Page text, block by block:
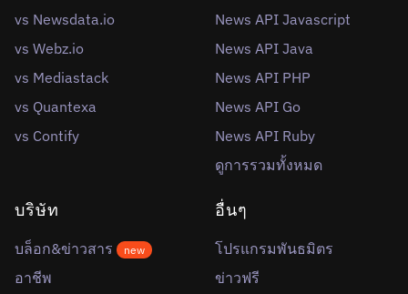
vs Newsdata.io
vs Webz.io
vs Mediastack
vs Quantexa
vs Contify
News API Javascript
News API Java
News API PHP
News API Go
News API Ruby
ดูการรวมทั้งหมด
บริษัท
บล็อก&ข่าวสาร new
อาชีพ
อื่นๆ
โปรแกรมพันธมิตร
ข่าวฟรี